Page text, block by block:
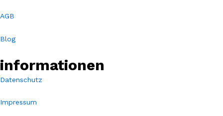
AGB
Blog
informationen
Datenschutz
Impressum